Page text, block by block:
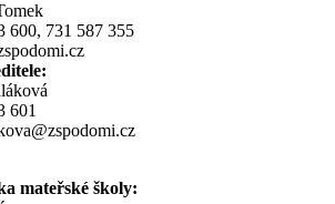
600, 731 587 355
601
mateřské školy: